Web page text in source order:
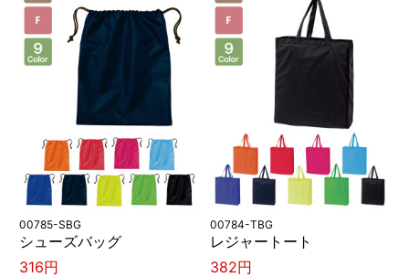
00785-SBG
シューズバッグ
316円
00784-TBG
レジャートート
382円